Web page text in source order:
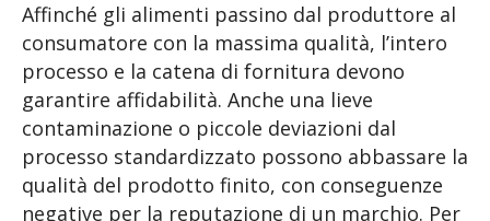
Affinché gli alimenti passino dal produttore al
consumatore con la massima qualità, l’intero
processo e la catena di fornitura devono
garantire affidabilità. Anche una lieve
contaminazione o piccole deviazioni dal
processo standardizzato possono abbassare la
qualità del prodotto finito, con conseguenze
negative per la reputazione di un marchio. Per